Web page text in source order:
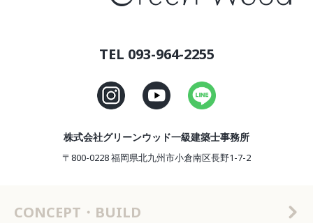
TEL 093-964-2255
株式会社グリーンウッド一級建築士事務所
〒800-0228 福岡県北九州市小倉南区長野1-7-2
CONCEPT・BUILD